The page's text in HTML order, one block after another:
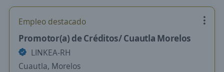
Empleo destacado
Promotor(a) de Créditos/ Cuautla Morelos
LINKEA-RH
Cuautla, Morelos